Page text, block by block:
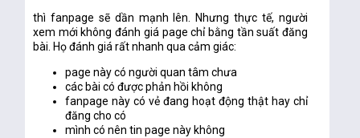
thì fanpage sẽ dần mạnh lên. Nhưng thực tế, người
xem mới không đánh giá page chỉ bằng tần suất đăng
bài. Họ đánh giá rất nhanh qua cảm giác:
page này có người quan tâm chưa
các bài có được phản hồi không
fanpage này có vẻ đang hoạt động thật hay chỉ
đăng cho có
mình có nên tin page này không